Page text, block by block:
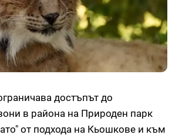
достъпът до
в района на Природен парк
от подхода на Кьошкове и към